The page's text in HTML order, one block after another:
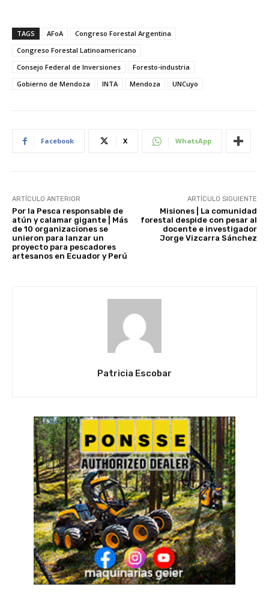
TAGS AFoA
Congreso Forestal Argentina
Congreso Forestal Latinoamericano
Consejo Federal de Inversiones
Foresto-industria
Gobierno de Mendoza
INTA Mendoza UNCuyo
Facebook X WhatsApp
ARTÍCULO ANTERIOR
Por la Pesca responsable de
atún y calamar gigante | Más
de 10 organizaciones se
unieron para lanzar un
proyecto para pescadores
artesanos en Ecuador y Perú
ARTÍCULO SIGUIENTE
Misiones | La comunidad
forestal despide con pesar al
docente e investigador
Jorge Vizcarra Sánchez
Patricia Escobar